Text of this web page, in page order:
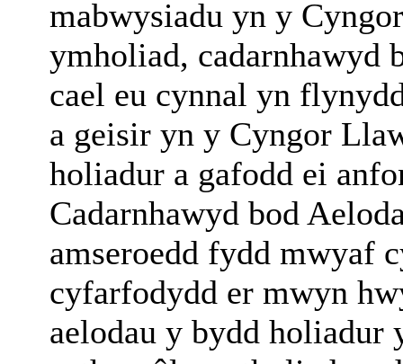
mabwysiadu yn y
ymholiad, cadarnhawyd
cael eu cynnal yn
a geisir yn y Cyngor
holiadur a gafodd ei
Cadarnhawyd bod
amseroedd fydd mwyaf
cyfarfodydd er mwyn
aelodau y bydd holiadur